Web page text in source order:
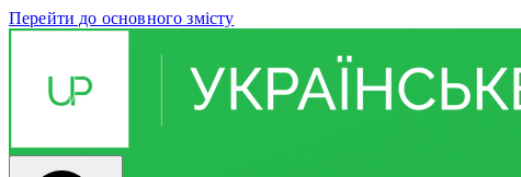
Перейти до основного змісту